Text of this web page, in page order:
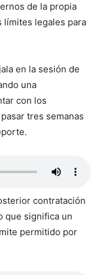
de la propia
límites legales para
en la sesión de
una
con los
tres semanas
contratación
que significa un
permitido por